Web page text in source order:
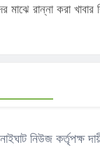
মাঝে রান্না করা খাবার
নিউজ কর্তৃপক্ষ